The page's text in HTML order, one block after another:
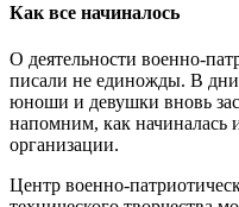
Как все начиналось
О деятельности военно-
писали не единожды. В
юноши и девушки вновь
напомним, как начиналась
организации.
Центр военно-